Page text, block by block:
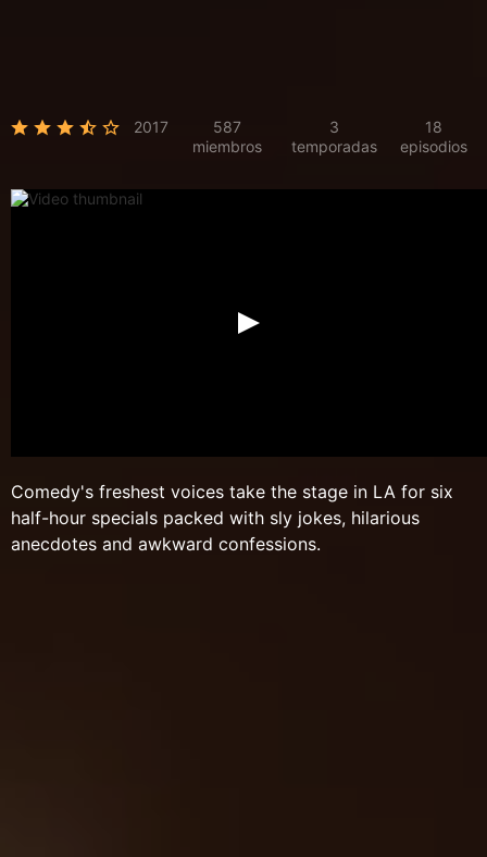
2017
587
miembros
3
temporadas
18
episodios
Comedy's freshest voices take the stage in LA for six
half-hour specials packed with sly jokes, hilarious
anecdotes and awkward confessions.